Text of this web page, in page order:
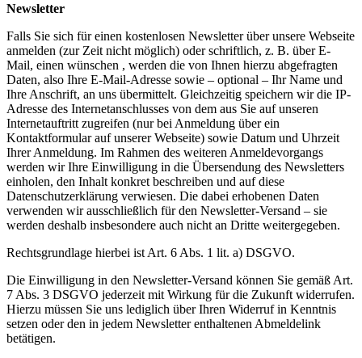
Newsletter
Falls Sie sich für einen kostenlosen Newsletter über unsere Webseite
anmelden (zur Zeit nicht möglich) oder schriftlich, z. B. über E-
Mail, einen wünschen , werden die von Ihnen hierzu abgefragten
Daten, also Ihre E-Mail-Adresse sowie – optional – Ihr Name und
Ihre Anschrift, an uns übermittelt. Gleichzeitig speichern wir die IP-
Adresse des Internetanschlusses von dem aus Sie auf unseren
Internetauftritt zugreifen (nur bei Anmeldung über ein
Kontaktformular auf unserer Webseite) sowie Datum und Uhrzeit
Ihrer Anmeldung. Im Rahmen des weiteren Anmeldevorgangs
werden wir Ihre Einwilligung in die Übersendung des Newsletters
einholen, den Inhalt konkret beschreiben und auf diese
Datenschutzerklärung verwiesen. Die dabei erhobenen Daten
verwenden wir ausschließlich für den Newsletter-Versand – sie
werden deshalb insbesondere auch nicht an Dritte weitergegeben.
Rechtsgrundlage hierbei ist Art. 6 Abs. 1 lit. a) DSGVO.
Die Einwilligung in den Newsletter-Versand können Sie gemäß Art.
7 Abs. 3 DSGVO jederzeit mit Wirkung für die Zukunft widerrufen.
Hierzu müssen Sie uns lediglich über Ihren Widerruf in Kenntnis
setzen oder den in jedem Newsletter enthaltenen Abmeldelink
betätigen.